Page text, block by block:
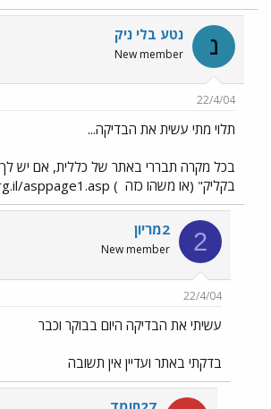
נ נטע בלי ניק
New member
22/4/04
תלוי מתי עשית את הבדיקה...
בכל מקרה תבררי באתר של כללית, אם יש לך
בקליק" (או משהו כזה ) http://www.clalit.org.il/asppage1.asp
2 2מריון
New member
22/4/04
עשיתי את הבדיקה היום בבוקר וכבר
בדקתי באתר ועדיין אין תשובה